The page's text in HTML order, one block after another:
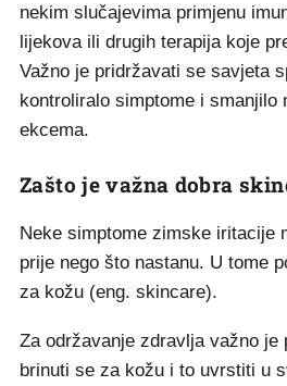
nekim slučajevima primjenu
lijekova ili drugih terapija koje
Važno je pridržavati se savjeta
kontroliralo simptome i smanjilo
ekcema.
Zašto je važna dobra
Neke simptome zimske iritacije
prije nego što nastanu. U tome
za kožu (eng. skincare).
Za održavanje zdravlja važno je
brinuti se za kožu i to uvrstiti u